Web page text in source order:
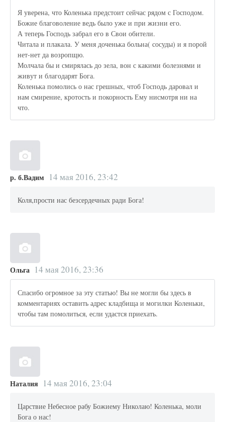
Я уверена, что Коленька предстоит сейчас рядом с Господом.
Божие благоволение ведь было уже и при жизни его.
А теперь Господь забрал его в Свои обители.
Читала и плакала. У меня доченька больна( сосуды) и я порой
нет-нет да возропщю.
Молчала бы и смирялась до зела, вон с какими болезнями и
живут и благодарят Бога.
Коленька помолись о нас грешных, чтоб Господь даровал и
нам смирение, кротость и покорность Ему нисмотря ни на
что.
р. б.Вадим 14 мая 2016, 23:42
Коля,прости нас безсердечных ради Бога!
Ольга 14 мая 2016, 23:36
Спасибо огромное за эту статью! Вы не могли бы здесь в
комментариях оставить адрес кладбища и могилки Коленьки,
чтобы там помолиться, если удастся приехать.
Наталия 14 мая 2016, 23:04
Царствие Небесное рабу Божиему Николаю! Коленька, моли
Бога о нас!